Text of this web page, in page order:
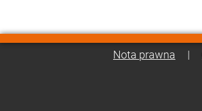
Nota prawna |